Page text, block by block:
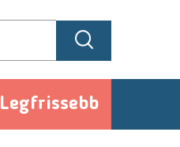
Legfrissebb